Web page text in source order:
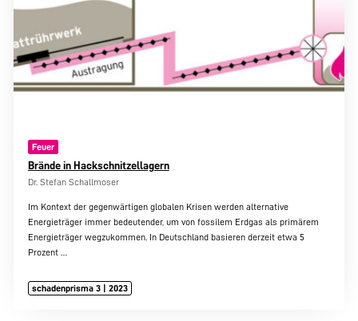
Feuer
Brände in Hackschnitzellagern
Dr. Stefan Schallmoser
Im Kontext der gegenwärtigen globalen Krisen werden alternative
Energieträger immer bedeutender, um von fossilem Erdgas als primärem
Energieträger wegzukommen. In Deutschland basieren derzeit etwa 5
Prozent
schadenprisma 3 | 2023